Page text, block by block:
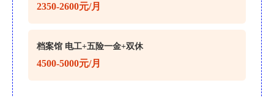
2350-2600元/月
档案馆 电工+五险一金+双休
4500-5000元/月